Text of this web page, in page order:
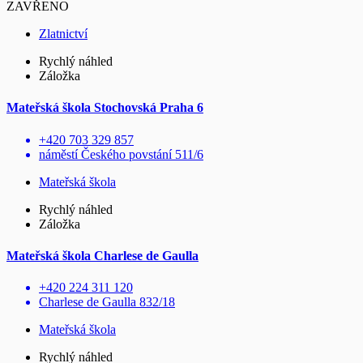
ZAVŘENO
Zlatnictví
Rychlý náhled
Záložka
Mateřská škola Stochovská Praha 6
+420 703 329 857
náměstí Českého povstání 511/6
Mateřská škola
Rychlý náhled
Záložka
Mateřská škola Charlese de Gaulla
+420 224 311 120
Charlese de Gaulla 832/18
Mateřská škola
Rychlý náhled